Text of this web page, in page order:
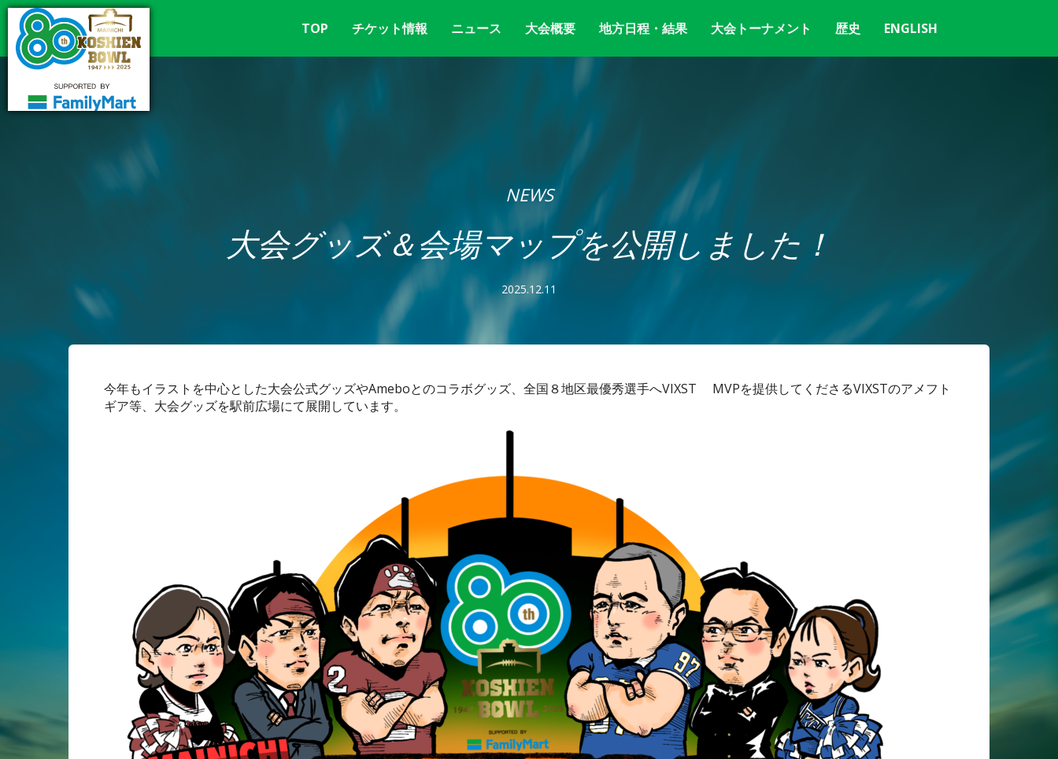
TOP チケット情報 ニュース 大会概要 地方日程・結果 大会トーナメント 歴史 ENGLISH
NEWS
大会グッズ＆会場マップを公開しました！
2025.12.11
今年もイラストを中心とした大会公式グッズやAmeboとのコラボグッズ、全国８地区最優秀選手へVIXST MVPを提供してくださるVIXSTのアメフト
ギア等、大会グッズを駅前広場にて展開しています。